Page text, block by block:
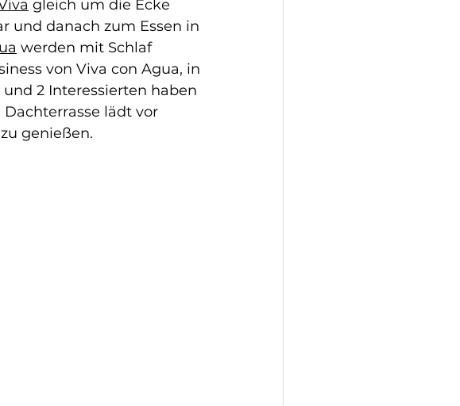
gleich um die Ecke
und danach zum Essen in
werden mit Schlaf
von Viva con Agua, in
2 Interessierten haben
lädt vor
genießen.